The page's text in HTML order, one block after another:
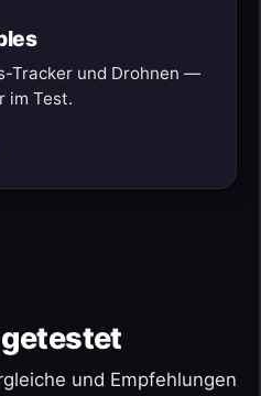
Tracker und Drohnen —
im Test.
und Empfehlungen